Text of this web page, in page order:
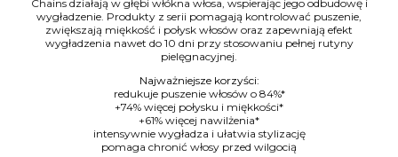
Chains działają w głębi włókna włosa, wspierając jego odbudowę i
wygładzenie. Produkty z serii pomagają kontrolować puszenie,
zwiększają miękkość i połysk włosów oraz zapewniają efekt
wygładzenia nawet do 10 dni przy stosowaniu pełnej rutyny
pielęgnacyjnej.
Najważniejsze korzyści:
redukuje puszenie włosów o 84%*
+74% więcej połysku i miękkości*
+61% więcej nawilżenia*
intensywnie wygładza i ułatwia stylizację
pomaga chronić włosy przed wilgocią